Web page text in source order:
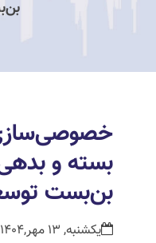
بسته و
بن‌بست
یکشنبه, 13 مهر,1404 08:07 ق.ظ